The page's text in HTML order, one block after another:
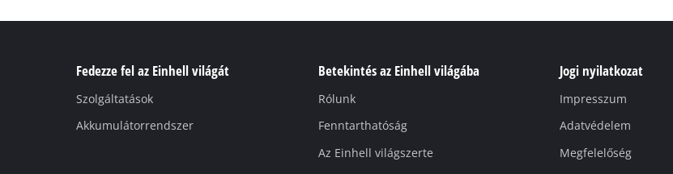
Fedezze fel az Einhell világát
Szolgáltatások
Akkumulátorrendszer
Betekintés az Einhell világába
Rólunk
Fenntarthatóság
Az Einhell világszerte
Jogi nyilatkozat
Impresszum
Adatvédelem
Megfelelőség